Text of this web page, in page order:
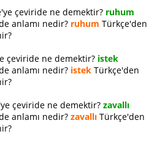
çeviride ne demektir? ruhum
anlamı nedir? ruhum Türkçe'den
çeviride ne demektir? istek
anlamı nedir? istek Türkçe'den
çeviride ne demektir? zavallı
anlamı nedir? zavallı Türkçe'den